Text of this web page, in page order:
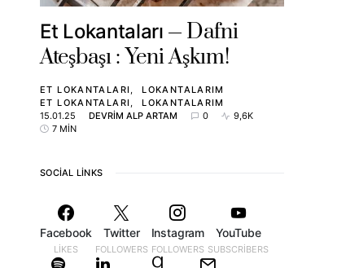
Et Lokantaları
Dafni
Ateşbaşı : Yeni Aşkım!
ET LOKANTALARI
LOKANTALARIM
ET LOKANTALARI
LOKANTALARIM
15.01.25
DEVRIM ALP ARTAM 0
9,6K
7 MIN
SOCIAL LINKS
Facebook
LIKES
Twitter
FOLLOWERS
Instagram
FOLLOWERS
YouTube
SUBSCRIBERS